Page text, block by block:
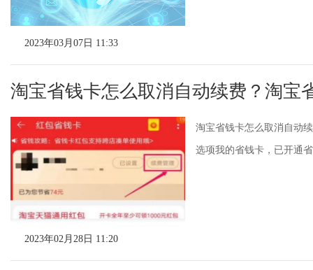
2023年03月07日 11:33
淘宝省钱卡怎么取消自动续费？淘宝
淘宝省钱卡怎么取消自动
选项我的省钱卡，已开通
2023年02月28日 11:20